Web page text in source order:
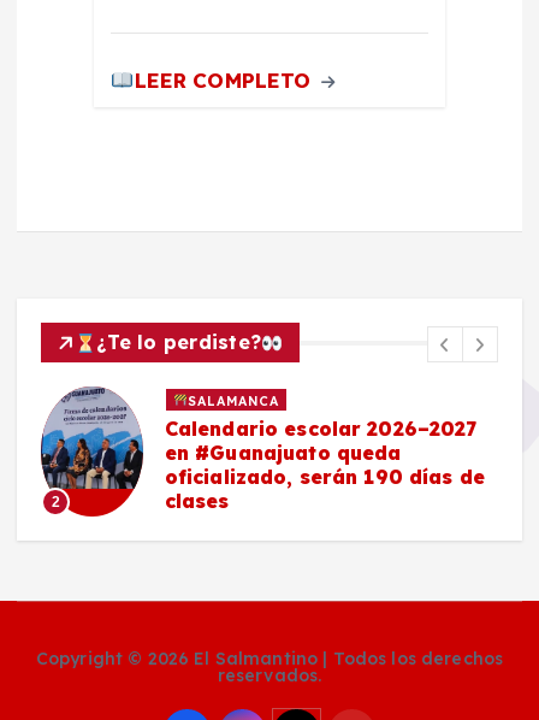
LEER COMPLETO
¿Te lo perdiste?
2
SALAMANCA
Calendario escolar 2026–2027
en #Guanajuato queda
oficializado, serán 190 días de
clases
Copyright © 2026 El Salmantino | Todos los derechos
reservados.